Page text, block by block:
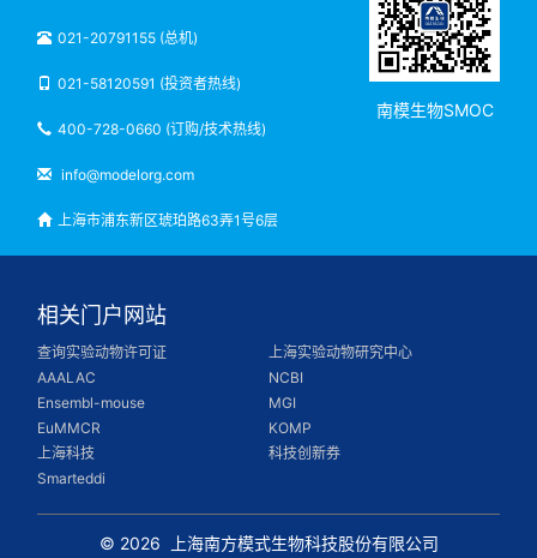
021-20791155 (总机)
021-58120591 (投资者热线)
400-728-0660 (订购/技术热线)
info@modelorg.com
上海市浦东新区琥珀路63弄1号6层
南模生物SMOC
相关门户网站
查询实验动物许可证
上海实验动物研究中心
AAALAC
NCBI
Ensembl-mouse
MGI
EuMMCR
KOMP
上海科技
科技创新券
Smarteddi
© 2026 上海南方模式生物科技股份有限公司